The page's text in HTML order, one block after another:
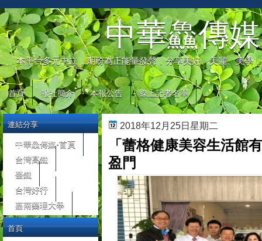
中華鱻傳媒
本平台多元中立，期盼為正能量發聲，分享美好、美麗、美學
首頁 報社簡介 本報公告 線上記者名單
2018年12月25日星期二
「蕾格健康美容生活館
盈門
連結分享
中華鱻傳媒-首頁
台灣高鐵
臺鐵
台灣好行
嘉南藥理大學
首頁